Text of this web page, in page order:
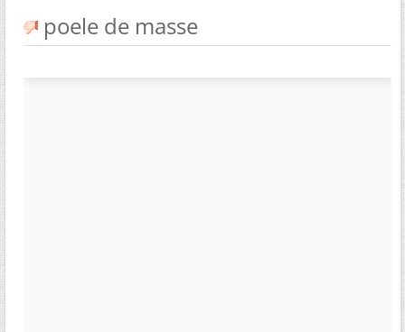
poele de masse